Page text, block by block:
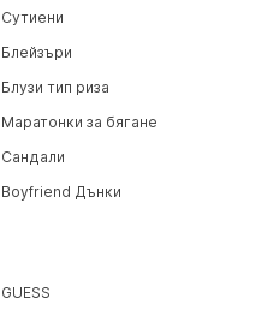
Сутиени
Блейзъри
Блузи тип риза
Маратонки за бягане
Сандали
Boyfriend Дънки
GUESS